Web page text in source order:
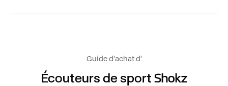
Guide d'achat d'
Écouteurs de sport Shokz